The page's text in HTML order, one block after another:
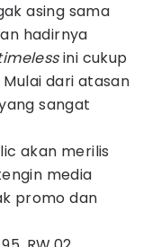
asing sama
hadirnya
ini cukup
dari atasan
sangat
akan merilis
media
promo dan